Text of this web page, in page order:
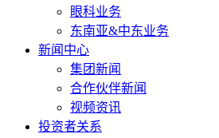
眼科业务
东南亚&中东业务
新闻中心
集团新闻
合作伙伴新闻
视频资讯
投资者关系